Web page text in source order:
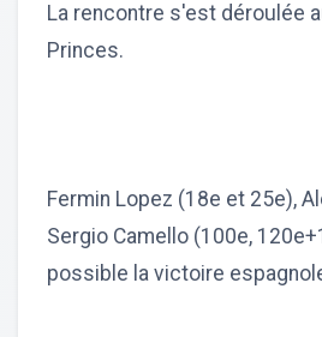
La rencontre s'est déroulée
Princes.
Fermin Lopez (18e et 25e),
Sergio Camello (100e,
possible la victoire